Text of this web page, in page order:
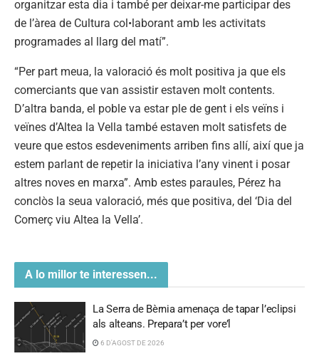
organitzar esta dia i també per deixar-me participar des
de l’àrea de Cultura col•laborant amb les activitats
programades al llarg del matí”.
“Per part meua, la valoració és molt positiva ja que els
comerciants que van assistir estaven molt contents.
D’altra banda, el poble va estar ple de gent i els veïns i
veïnes d’Altea la Vella també estaven molt satisfets de
veure que estos esdeveniments arriben fins allí, així que ja
estem parlant de repetir la iniciativa l’any vinent i posar
altres noves en marxa”. Amb estes paraules, Pérez ha
conclòs la seua valoració, més que positiva, del ‘Dia del
Comerç viu Altea la Vella’.
A lo millor te interessen...
La Serra de Bèrnia amenaça de tapar l’eclipsi
als alteans. Prepara’t per vore’l
6 D'AGOST DE 2026